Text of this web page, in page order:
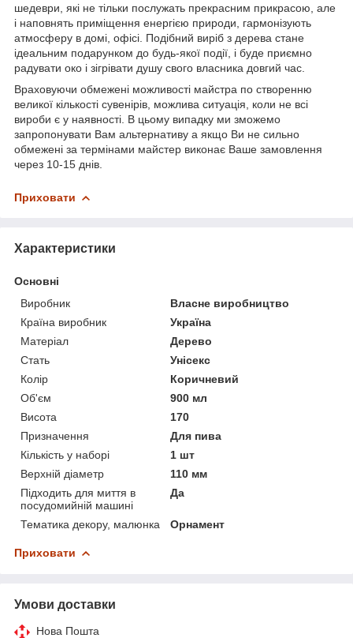
шедеври, які не тільки послужать прекрасним прикрасою, але
і наповнять приміщення енергією природи, гармонізують
атмосферу в домі, офісі. Подібний виріб з дерева стане
ідеальним подарунком до будь-якої події, і буде приємно
радувати око і зігрівати душу свого власника довгий час.
Враховуючи обмежені можливості майстра по створенню
великої кількості сувенірів, можлива ситуація, коли не всі
вироби є у наявності. В цьому випадку ми зможемо
запропонувати Вам альтернативу а якщо Ви не сильно
обмежені за термінами майстер виконає Ваше замовлення
через 10-15 днів.
Приховати
Характеристики
Основні
Виробник
Власне виробництво
Країна виробник
Україна
Матеріал
Дерево
Стать
Унісекс
Колір
Коричневий
Об'єм
900 мл
Висота
170
Призначення
Для пива
Кількість у наборі
1 шт
Верхній діаметр
110 мм
Підходить для миття в
посудомийній машині
Да
Тематика декору, малюнка Орнамент
Приховати
Умови доставки
Нова Пошта